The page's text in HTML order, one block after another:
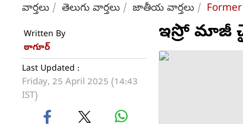
వార్తలు తెలుగు వార్తలు జాతీయ వార్తలు
Written By
ఠాగూర్
Last Updated :
Friday, 25 April 2025 (14:43
IST)
ఇస్రో మాజీ